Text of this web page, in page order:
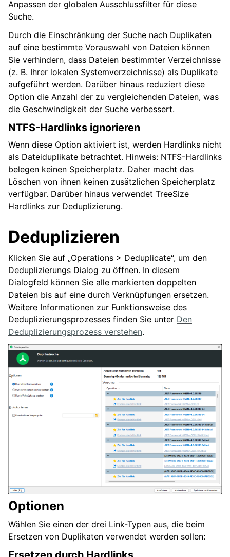
Anpassen der globalen Ausschlussfilter für diese
Suche.
Durch die Einschränkung der Suche nach Duplikaten
auf eine bestimmte Vorauswahl von Dateien können
Sie verhindern, dass Dateien bestimmter Verzeichnisse
(z. B. Ihrer lokalen Systemverzeichnisse) als Duplikate
aufgeführt werden. Darüber hinaus reduziert diese
Option die Anzahl der zu vergleichenden Dateien, was
die Geschwindigkeit der Suche verbessert.
NTFS-Hardlinks ignorieren
Wenn diese Option aktiviert ist, werden Hardlinks nicht
als Dateiduplikate betrachtet. Hinweis: NTFS-Hardlinks
belegen keinen Speicherplatz. Daher macht das
Löschen von ihnen keinen zusätzlichen Speicherplatz
verfügbar. Darüber hinaus verwendet TreeSize
Hardlinks zur Deduplizierung.
Deduplizieren
Klicken Sie auf „Operations > Deduplicate“, um den
Deduplizierungs Dialog zu öffnen. In diesem
Dialogfeld können Sie alle markierten doppelten
Dateien bis auf eine durch Verknüpfungen ersetzen.
Weitere Informationen zur Funktionsweise des
Deduplizierungsprozesses finden Sie unter Den
Deduplizierungsprozess verstehen.
Optionen
Wählen Sie einen der drei Link-Typen aus, die beim
Ersetzen von Duplikaten verwendet werden sollen: